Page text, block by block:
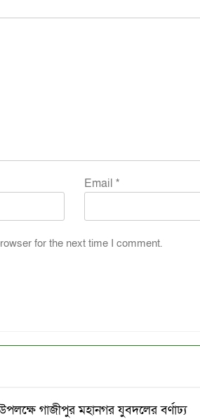
Email*
for the next time I comment.
গাজীপুর মহানগর যুবদলের বর্ণাঢ্য